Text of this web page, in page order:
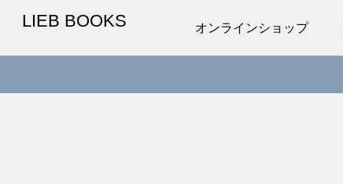
LIEB BOOKS オンラインショップ